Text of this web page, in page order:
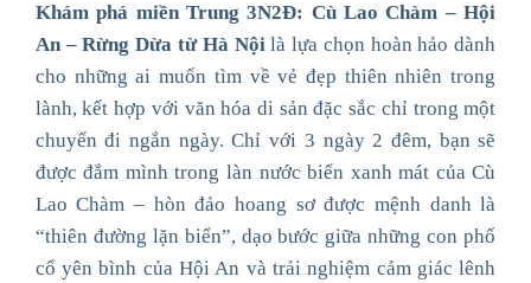
Khám phá miền Trung 3N2Đ: Cù Lao Chàm – Hội
An – Rừng Dừa từ Hà Nộilà lựa chọn hoàn hảo dành
cho những ai muốn tìm về vẻ đẹp thiên nhiên trong
lành, kết hợp với văn hóa di sản đặc sắc chỉ trong một
chuyến đi ngắn ngày. Chỉ với 3 ngày 2 đêm, bạn sẽ
được đắm mình trong làn nước biển xanh mát của Cù
Lao Chàm – hòn đảo hoang sơ được mệnh danh là
“thiên đường lặn biển”, dạo bước giữa những con phố
cổ yên bình của Hội An và trải nghiệm cảm giác lênh